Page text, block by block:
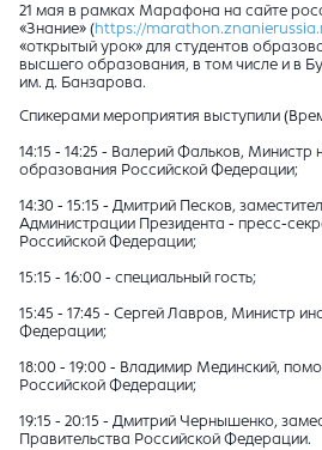
21 мая в рамках Марафона на сайте
«Знание» (https://
«открытый урок» для студентов
высшего образования, в том числе и в
им. д. Банзарова.
Спикерами мероприятия выступили
14:15 - 14:25 - Валерий Фальков, Министр
образования Российской Федерации;
14:30 - 15:15 - Дмитрий Песков,
Администрации Президента - пресс-
Российской Федерации;
15:15 - 16:00 - специальный гость;
15:45 - 17:45 - Сергей Лавров, Министр
Федерации;
18:00 - 19:00 - Владимир Мединский,
Российской Федерации;
19:15 - 20:15 - Дмитрий Чернышенко,
Правительства Российской Федерации.